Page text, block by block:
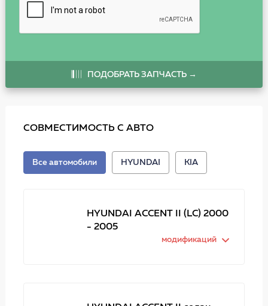
ПОДОБРАТЬ ЗАПЧАСТЬ →
СОВМЕСТИМОСТЬ С АВТО
Все автомобили HYUNDAI KIA
HYUNDAI ACCENT II (LC) 2000
- 2005
модификаций